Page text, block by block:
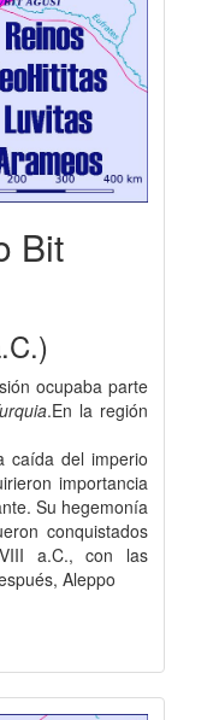
Bit
ocupaba parte
.En la región
caída del imperio
importancia
Su hegemonía
conquistados
a.C., con las
Aleppo